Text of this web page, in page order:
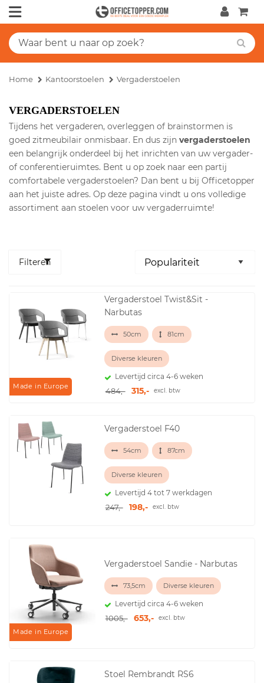
Home Kantoorstoelen Vergaderstoelen
VERGADERSTOELEN
Tijdens het vergaderen, overleggen of brainstormen is
goed zitmeubilair onmisbaar. En dus zijn vergaderstoelen
een belangrijk onderdeel bij het inrichten van uw vergader-
of conferentieruimtes. Bent u op zoek naar een partij
comfortabele vergaderstoelen? Dan bent u bij Officetopper
aan het juiste adres. Op deze pagina vindt u ons volledige
assortiment aan stoelen voor uw vergaderruimte!
Filteren
Made in Europe
Vergaderstoel Twist&Sit -
Narbutas
50cm 81cm
Diverse kleuren
Levertijd circa 4-6 weken
484,- 315,- excl. btw
Vergaderstoel F40
54cm 87cm
Diverse kleuren
Levertijd 4 tot 7 werkdagen
247,- 198,- excl. btw
Made in Europe
Vergaderstoel Sandie - Narbutas
73,5cm Diverse kleuren
Levertijd circa 4-6 weken
1005,- 653,- excl. btw
Stoel Rembrandt RS6